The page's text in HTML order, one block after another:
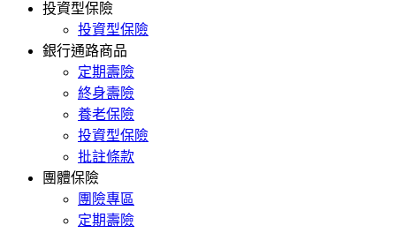
投資型保險
投資型保險
銀行通路商品
定期壽險
終身壽險
養老保險
投資型保險
批註條款
團體保險
團險專區
定期壽險